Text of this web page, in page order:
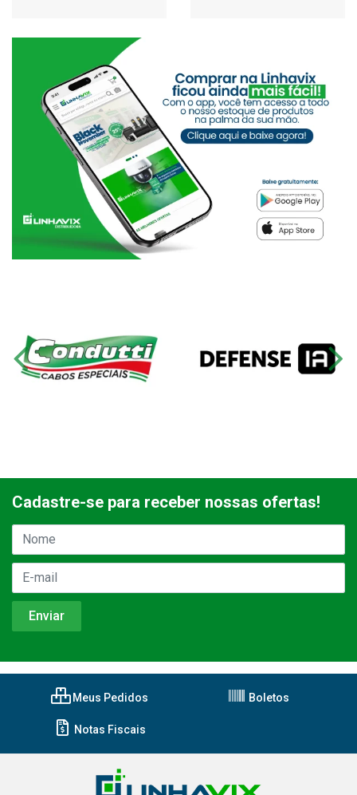
Cadastre-se para receber nossas ofertas!
Meus Pedidos Boletos
Notas Fiscais